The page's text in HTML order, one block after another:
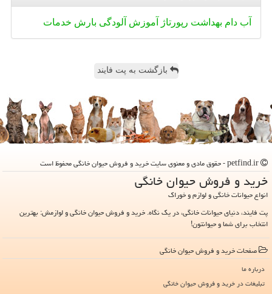
آب دام بهداشت رپورتاژ آموزش آلودگی بارش خدمات
بازگشت به پت فایند
خرید و فروش حیوان خانگی
انواع حیوانات خانگی و لوازم و خوراک
پت فایند، دنیای حیوانات خانگی، در یک نگاه. خرید و فروش حیوان خانگی و لوازمش: بهترین
انتخاب برای شما و حیوانتون!
صفحات خرید و فروش حیوان خانگی
درباره ما
تبلیغات در خرید و فروش حیوان خانگی